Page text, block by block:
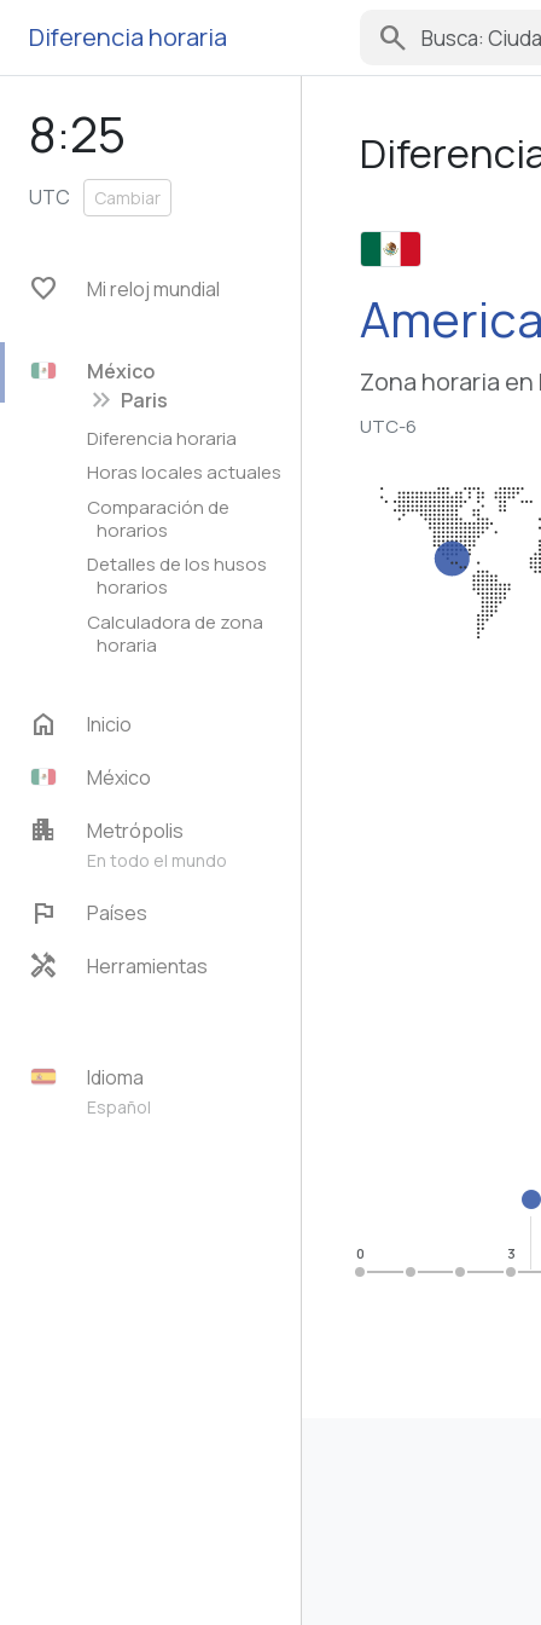
Diferencia horaria search
8:25
UTC Cambiar
favorite Mi reloj mundial
México
keyboard_double_arrow_right Paris
Diferencia horaria
Horas locales actuales
Comparación de
horarios
Detalles de los husos
horarios
Calculadora de zona
horaria
home
Inicio
México
apartment Metrópolis
En todo el mundo
flag Países
handyman Herramientas
Idioma
Español
Zona horaria en
UTC-6
0 3